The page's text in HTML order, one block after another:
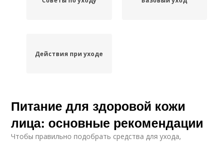
Действия при уходе
Питание для здоровой кожи
лица: основные рекомендации
Чтобы правильно подобрать средства для ухода,